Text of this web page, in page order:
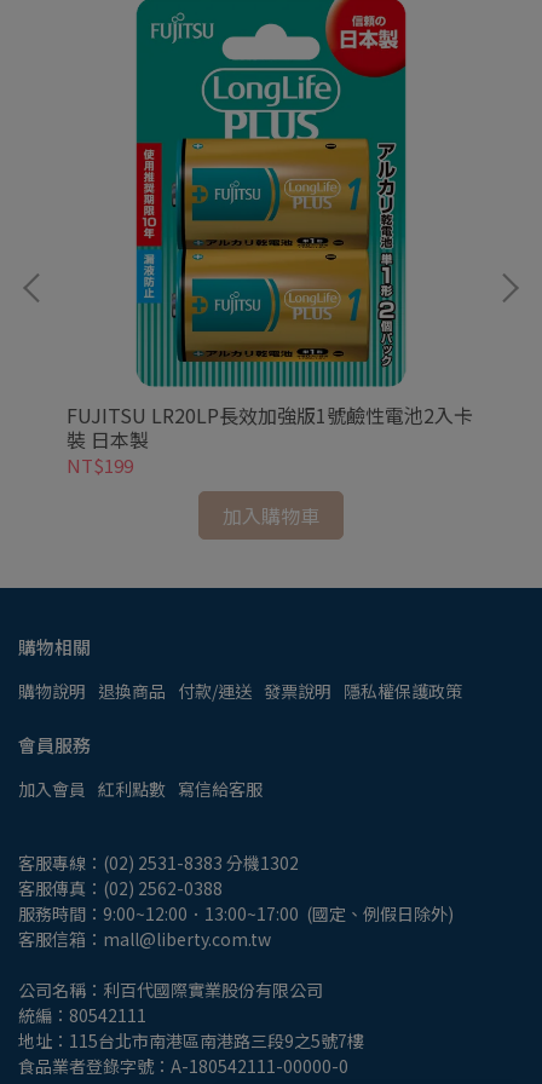
FUJITSU LR20LP長效加強版1號鹼性電池2入卡
裝 日本製
NT$199
加入購物車
購物相關
購物說明 退換商品 付款/運送 發票說明 隱私權保護政策
會員服務
加入會員 紅利點數 寫信給客服
客服專線：(02) 2531-8383 分機1302
客服傳真：(02) 2562-0388
服務時間：9:00~12:00．13:00~17:00  (國定、例假日除外)
客服信箱：mall@liberty.com.tw
公司名稱：利百代國際實業股份有限公司
統編：80542111
地址：115台北市南港區南港路三段9之5號7樓
食品業者登錄字號：A-180542111-00000-0